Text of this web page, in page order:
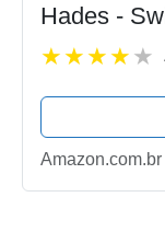
Hades -
Amazon.com.br